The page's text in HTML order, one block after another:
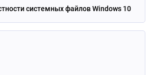
системных файлов Windows 10